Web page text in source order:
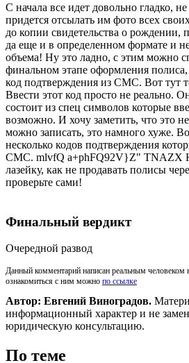
С начала все идет довольно гладко,
придется отсылать им фото всех
до копии свидетельства о рождении,
да еще и в определенном формате и
объема! Ну это ладно, с этим можно
финальном этапе оформления полиса,
код подтверждения из СМС. Вот
Ввести этот код просто не реально.
состоит из спец символов которые
возможно. И хочу заметить, что это
можно записать, это намного хуже.
несколько кодов подтверждения
СМС. mlvfQ а+рhFQ92V}Z" TNAZX
лазейку, как не продавать полисы
проверьте сами!
Финальный вердикт
Очередной развод
Данный комментарий написан реальным человеком
ознакомиться с ним можно по ссылке
Автор: Евгений Виноградов.
информационный характер и не
юридическую консультацию.
По теме